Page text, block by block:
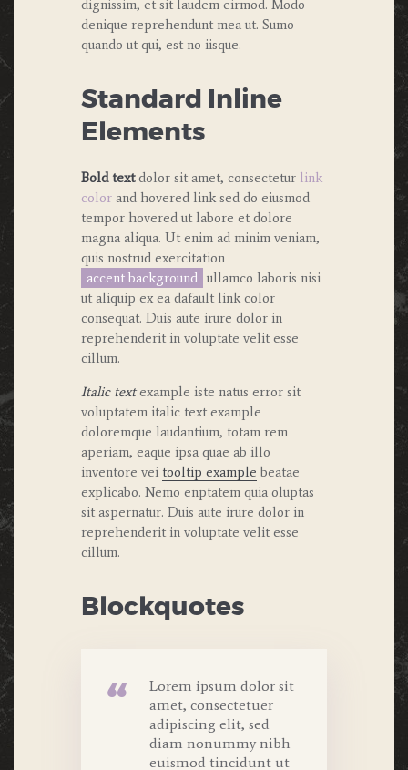
dignissim, et sit laudem eirmod. Modo
denique reprehendunt mea ut. Sumo
quando ut qui, est no iisque.
Standard Inline
Elements
Bold textdolor sit amet, consectetur link
color and hovered linksed do eiusmod
tempor hovered ut labore et dolore
magna aliqua. Ut enim ad minim veniam,
quis nostrud exercitation
accent background ullamco laboris nisi
ut aliquip ex ea dafault link color
consequat. Duis aute irure dolor in
reprehenderit in voluptate velit esse
cillum.
Italic textexample iste natus error sit
voluptatem italic text example
doloremque laudantium, totam rem
aperiam, eaque ipsa quae ab illo
inventore vei tooltip example beatae
explicabo. Nemo enptatem quia oluptas
sit aspernatur. Duis aute irure dolor in
reprehenderit in voluptate velit esse
cillum.
Blockquotes
Lorem ipsum dolor sit
amet, consectetuer
adipiscing elit, sed
diam nonummy nibh
euismod tincidunt ut